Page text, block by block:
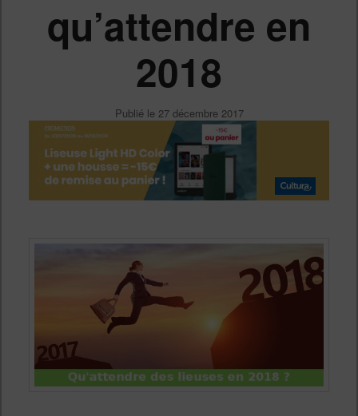
qu’attendre en
2018
Publié le 27 décembre 2017